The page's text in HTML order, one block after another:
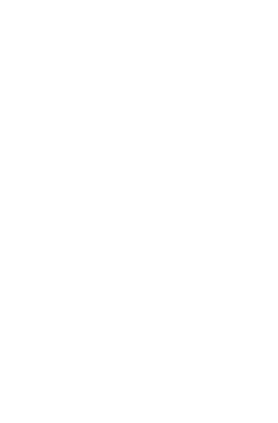
羅地方記憶、自然美景及產業特色，
點：主題館1樓特展廳 規劃有80隻以
世界最大品種淡水龜、保育類的綠蠵
主題館3F深海影像廳(第二特展廳) 國
「海錯」兩字是形容水中生物的錯雜
談等，完成了〈海錯圖〉，故宮所珍